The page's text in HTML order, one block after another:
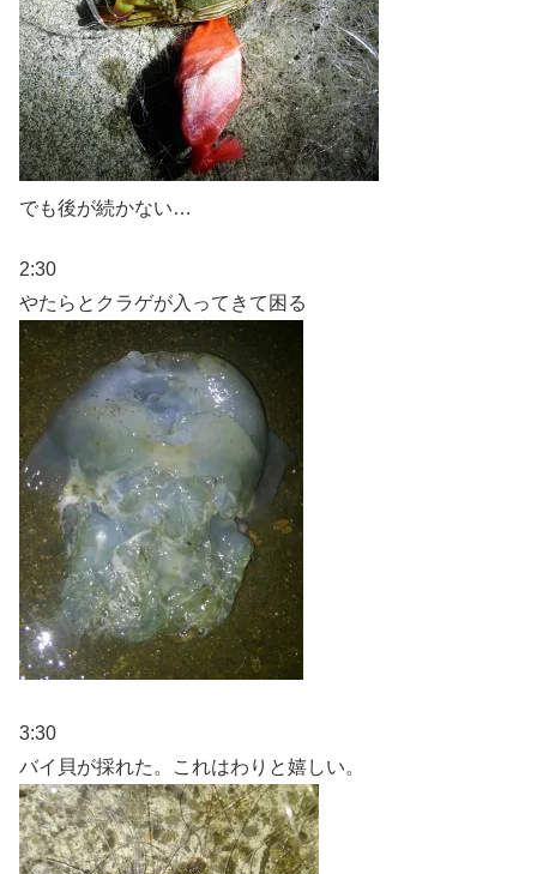
でも後が続かない…
2:30
やたらとクラゲが入ってきて困る
3:30
バイ貝が採れた。これはわりと嬉しい。